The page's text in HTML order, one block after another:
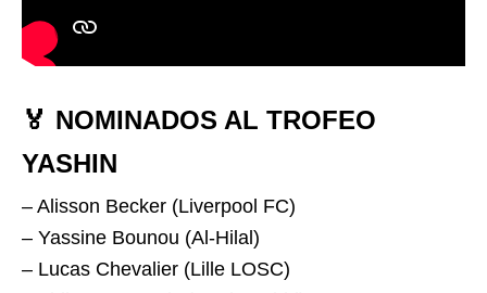
🏅 NOMINADOS AL TROFEO
YASHIN
– Alisson Becker (Liverpool FC)
– Yassine Bounou (Al-Hilal)
– Lucas Chevalier (Lille LOSC)